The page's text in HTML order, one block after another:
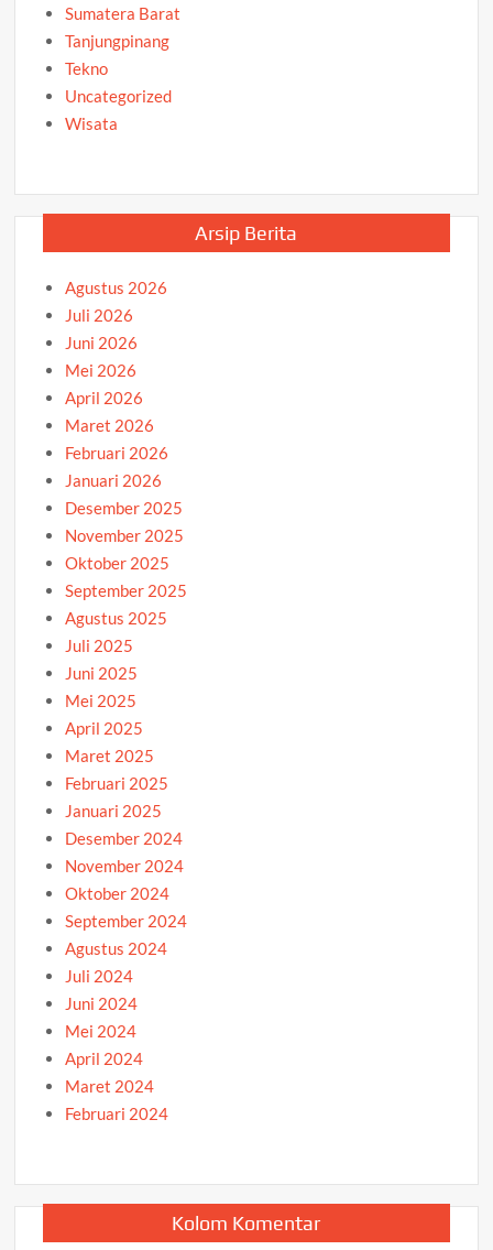
Sumatera Barat
Tanjungpinang
Tekno
Uncategorized
Wisata
Arsip Berita
Agustus 2026
Juli 2026
Juni 2026
Mei 2026
April 2026
Maret 2026
Februari 2026
Januari 2026
Desember 2025
November 2025
Oktober 2025
September 2025
Agustus 2025
Juli 2025
Juni 2025
Mei 2025
April 2025
Maret 2025
Februari 2025
Januari 2025
Desember 2024
November 2024
Oktober 2024
September 2024
Agustus 2024
Juli 2024
Juni 2024
Mei 2024
April 2024
Maret 2024
Februari 2024
Kolom Komentar